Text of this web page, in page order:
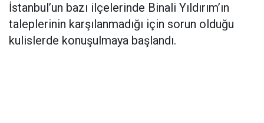
İstanbul’un bazı ilçelerinde Binali Yıldırım’ın
taleplerinin karşılanmadığı için sorun olduğu
kulislerde konuşulmaya başlandı.